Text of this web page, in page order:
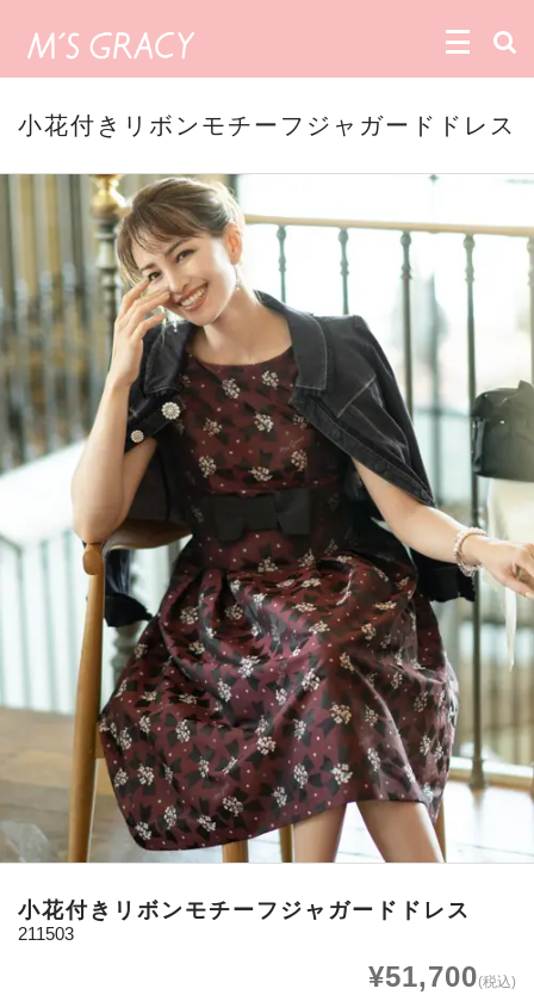
小花付きリボンモチーフジャガードドレス
小花付きリボンモチーフジャガードドレス
211503
¥51,700(税込)